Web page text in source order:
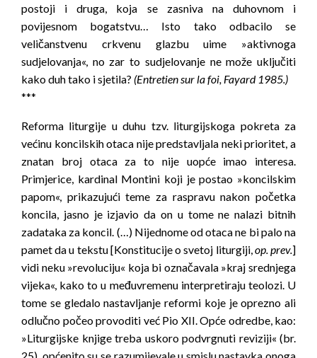
postoji i druga, koja se zasniva na duhovnom i
povijesnom bogatstvu… Isto tako odbacilo se
veličanstvenu crkvenu glazbu uime »aktivnoga
sudjelovanja«, no zar to sudjelovanje ne može uključiti
kako duh tako i sjetila? (Entretien sur la foi, Fayard 1985.)
***
Reforma liturgije u duhu tzv. liturgijskoga pokreta za
većinu koncilskih otaca nije predstavljala neki prioritet, a
znatan broj otaca za to nije uopće imao interesa.
Primjerice, kardinal Montini koji je postao »koncilskim
papom«, prikazujući teme za raspravu nakon početka
koncila, jasno je izjavio da on u tome ne nalazi bitnih
zadataka za koncil. (…) Nijednome od otaca ne bi palo na
pamet da u tekstu [Konstitucije o svetoj liturgiji, op. prev.]
vidi neku »revoluciju« koja bi označavala »kraj srednjega
vijeka«, kako to u međuvremenu interpretiraju teolozi. U
tome se gledalo nastavljanje reformi koje je oprezno ali
odlučno počeo provoditi već Pio XII. Opće odredbe, kao:
»Liturgijske knjige treba uskoro podvrgnuti reviziji« (br.